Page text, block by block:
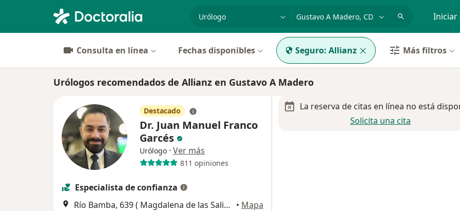
especialidad, enfermedad o nombre Iniciar
Consulta en línea Fechas disponibles Seguro: Allianz Más filtros
Urólogos recomendados de Allianz en Gustavo A Madero
Destacado
Dr. Juan Manuel Franco
Garcés
Urólogo · Ver más
811 opiniones
Especialista de confianza
Río Bamba, 639 ( Magdalena de las Salinas), Gustavo A Madero • Mapa
La reserva de citas en línea no está
Solicita una cita